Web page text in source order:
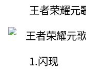
王者荣耀元
1.闪现